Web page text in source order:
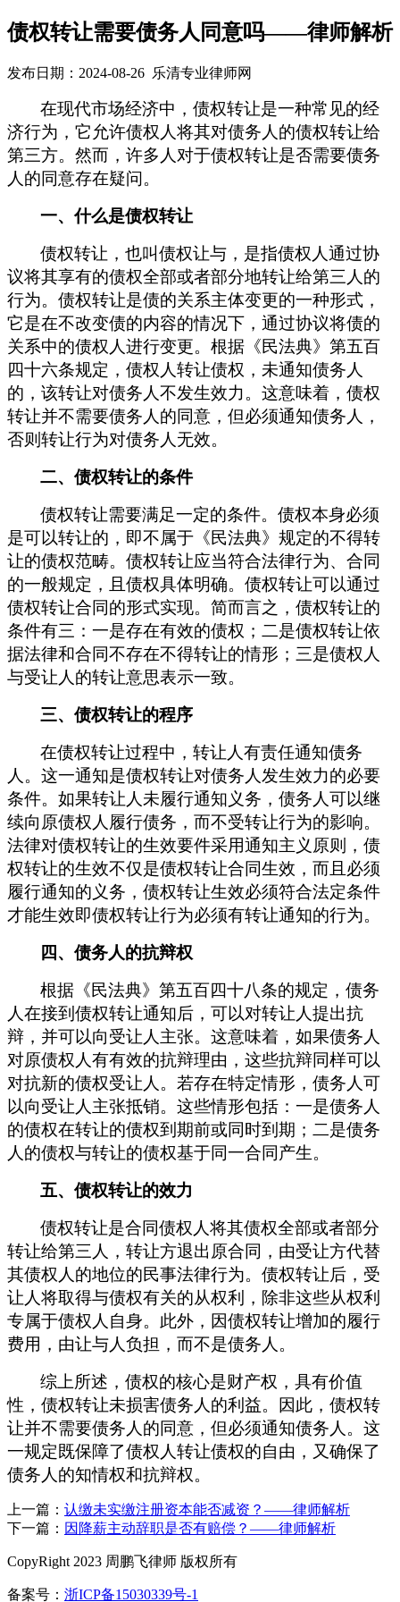
债权转让需要债务人同意吗——律师解析
发布日期：2024-08-26 乐清专业律师网
在现代市场经济中，债权转让是一种常见的经
济行为，它允许债权人将其对债务人的债权转让给
第三方。然而，许多人对于债权转让是否需要债务
人的同意存在疑问。
一、 什么是债权转让
债权转让，也叫债权让与，是指债权人通过协
议将其享有的债权全部或者部分地转让给第三人的
行为。债权转让是债的关系主体变更的一种形式，
它是在不改变债的内容的情况下，通过协议将债的
关系中的债权人进行变更。根据《民法典》第五百
四十六条规定，债权人转让债权，未通知债务人
的，该转让对债务人不发生效力。这意味着，债权
转让并不需要债务人的同意，但必须通知债务人，
否则转让行为对债务人无效。
二、债权转让的条件
债权转让需要满足一定的条件。债权本身必须
是可以转让的，即不属于《民法典》规定的不得转
让的债权范畴。债权转让应当符合法律行为、合同
的一般规定，且债权具体明确。债权转让可以通过
债权转让合同的形式实现。 简而言之， 债权转让的
条件有三：一是存在有效的债权；二是债权转让依
据法律和合同不存在不得转让的情形；三是债权人
与受让人的转让意思表示一致。
三、债权转让的程序
在债权转让过程中，转让人有责任通知债务
人。这一通知是债权转让对债务人发生效力的必要
条件。如果转让人未履行通知义务，债务人可以继
续向原债权人履行债务，而不受转让行为的影响。
法律对债权转让的生效要件采用通知主义原则，债
权转让的生效不仅是债权转让合同生效，而且必须
履行通知的义务，债权转让生效必须符合法定条件
才能生效即债权转让行为必须有转让通知的行为。
四、债务人的抗辩权
根据《民法典》第五百四十八条的规定，债务
人在接到债权转让通知后，可以对转让人提出抗
辩，并可以向受让人主张。这意味着，如果债务人
对原债权人有有效的抗辩理由，这些抗辩同样可以
对抗新的债权受让人。若存在特定情形，债务人可
以向受让人主张抵销。这些情形包括：一是债务人
的债权在转让的债权到期前或同时到期；二是债务
人的债权与转让的债权基于同一合同产生。
五、债权转让的效力
债权转让是合同债权人将其债权全部或者部分
转让给第三人，转让方退出原合同，由受让方代替
其债权人的地位的民事法律行为。 债权转让后，受
让人将取得与债权有关的从权利，除非这些从权利
专属于债权人自身。此外，因债权转让增加的履行
费用，由让与人负担，而不是债务人。
综上所述，债权的核心是财产权，具有价值
性，债权转让未损害债务人的利益。因此， 债权转
让并不需要债务人的同意，但必须通知债务人。这
一规定既保障了债权人转让债权的自由，又确保了
债务人的知情权和抗辩权。
上一篇： 认缴未实缴注册资本能否减资？——律师解析
下一篇： 因降薪主动辞职是否有赔偿？——律师解析
CopyRight 2023 周鹏飞律师 版权所有
备案号： 浙ICP备15030339号-1